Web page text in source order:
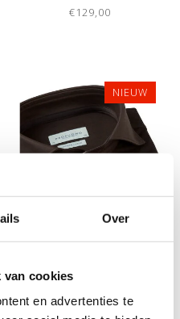
Over
van cookies
en advertenties te
KNITTED GROEN GREEN
€129,00
NIEUW
PROFUOMO SLIM FIT
KNITTED DONKERBRUIN